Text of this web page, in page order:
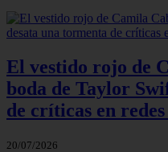
El vestido rojo de
boda de Taylor
de críticas en redes
20/07/2026